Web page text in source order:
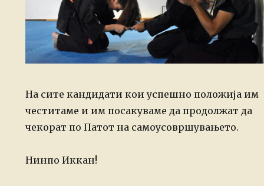
На сите кандидати кои успешно положија им
честитаме и им посакуваме да продолжат да
чекорат по Патот на самоусовршувањето.
Нинпо Иккан!